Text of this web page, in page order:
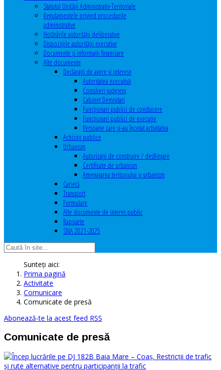
Statutul Unităţii Administrativ-Teritoriale
Regulamentele privind procedurile
administrative
Hotărârile autorităţii deliberative
Dispoziţiile autorităţii executive
Documente şi informaţii financiare
Alte documente
Declaraţii de avere şi interese
Autoritatea executivă
Consilieri judeţeni
Cabinet Demnitari
Funcţionari publici de conducere
Funcționari publici de execuție
Persoane care şi-au încetat activitatea
Achiziţii publice
Urbanism
Autorizații de construire / desființare
Certificate de urbanism
Amenajarea teritoriului şi urbanism
Carieră
Transport
Formulare
Alte documente de interes public
Rapoarte
SNA 2021-2025
Sunteți aici:
Prima pagină
Activitate
Comunicare
Comunicate de presă
Abonează-te la acest feed RSS
Comunicate de presă